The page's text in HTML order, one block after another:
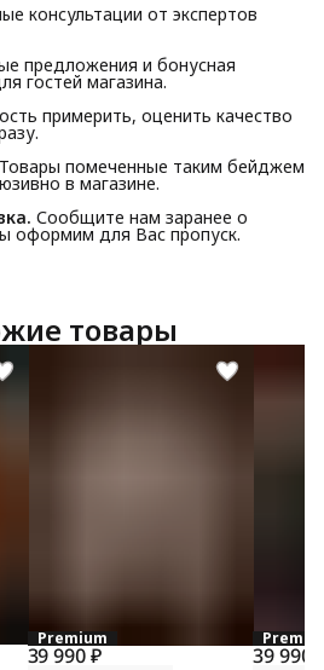
консультации от экспертов
предложения и бонусная
гостей магазина.
примерить, оценить качество
Товары помеченные таким бейджем
в магазине.
Сообщите нам заранее о
оформим для Вас пропуск.
товары
Premium
39 990 ₽ 39 990